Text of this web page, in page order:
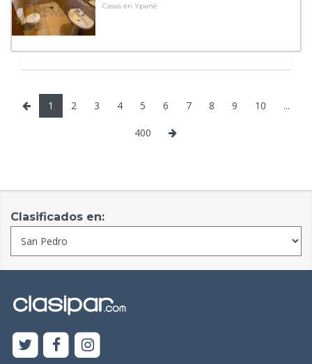
Casas en Ypané
1 2 3 4 5 6 7 8 9 10 ...
400
Clasificados en: